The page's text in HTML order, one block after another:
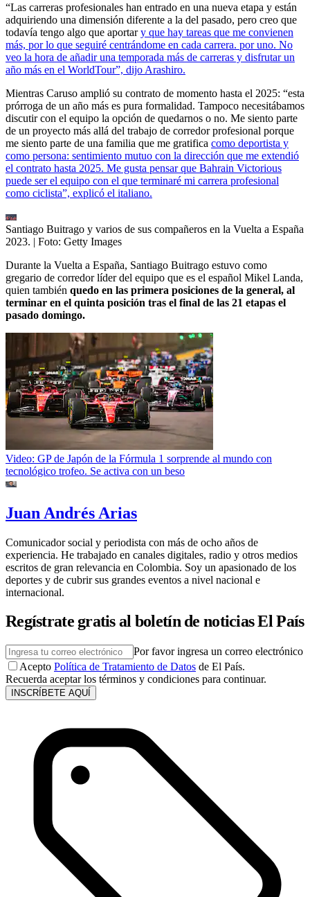
“Las carreras profesionales han entrado en una nueva etapa y están
adquiriendo una dimensión diferente a la del pasado, pero creo que
todavía tengo algo que aportary que hay tareas que me convienen
más, por lo que seguiré centrándome en cada carrera. por uno. No
veo la hora de añadir una temporada más de carreras y disfrutar un
año más en el WorldTour”, dijo Arashiro.
Mientras Caruso amplió su contrato de momento hasta el 2025: “esta
prórroga de un año más es pura formalidad. Tampoco necesitábamos
discutir con el equipo la opción de quedarnos o no. Me siento parte
de un proyecto más allá del trabajo de corredor profesional porque
me siento parte de una familia que me gratifica como deportista y
como persona: sentimiento mutuo con la dirección que me extendió
el contrato hasta 2025. Me gusta pensar que Bahrain Victorious
puede ser el equipo con el que terminaré mi carrera profesional
como ciclista”, explicó el italiano.
Santiago Buitrago y varios de sus compañeros en la Vuelta a España
2023. | Foto: Getty Images
Durante la Vuelta a España, Santiago Buitrago estuvo como
gregario de corredor líder del equipo que es el español Mikel Landa,
quien también quedo en las primera posiciones de la general, al
terminar en el quinta posición tras el final de las 21 etapas el
pasado domingo.
Video: GP de Japón de la Fórmula 1 sorprende al mundo con
tecnológico trofeo. Se activa con un beso
Juan Andrés Arias
Comunicador social y periodista con más de ocho años de
experiencia. He trabajado en canales digitales, radio y otros medios
escritos de gran relevancia en Colombia. Soy un apasionado de los
deportes y de cubrir sus grandes eventos a nivel nacional e
internacional.
Regístrate gratis al boletín de noticias El País
Por favor ingresa un correo electrónico
Acepto Política de Tratamiento de Datos de El País.
Recuerda aceptar los términos y condiciones para continuar.
INSCRÍBETE AQUÍ